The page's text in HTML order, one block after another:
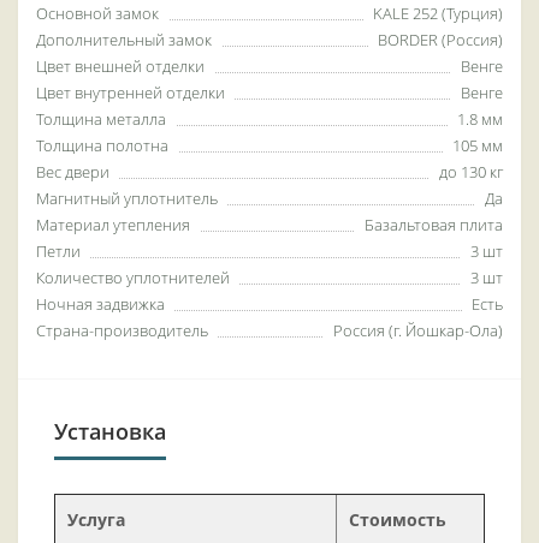
Основной замок
KALE 252 (Турция)
Дополнительный замок
BORDER (Россия)
Цвет внешней отделки
Венге
Цвет внутренней отделки
Венге
Толщина металла
1.8 мм
Толщина полотна
105 мм
Вес двери
до 130 кг
Магнитный уплотнитель
Да
Материал утепления
Базальтовая плита
Петли
3 шт
Количество уплотнителей
3 шт
Ночная задвижка
Есть
Страна-производитель
Россия (г. Йошкар-Ола)
Установка
Услуга Стоимость